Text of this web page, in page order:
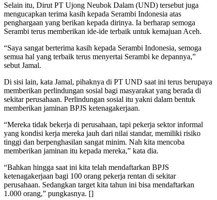
Selain itu, Dirut PT Ujong Neubok Dalam (UND) tersebut juga
mengucapkan terima kasih kepada Serambi Indonesia atas
penghargaan yang berikan kepada dirinya. Ia berharap semoga
Serambi terus memberikan ide-ide terbaik untuk kemajuan Aceh.
“Saya sangat berterima kasih kepada Serambi Indonesia, semoga
semua hal yang terbaik terus menyertai Serambi ke depannya,”
sebut Jamal.
Di sisi lain, kata Jamal, pihaknya di PT UND saat ini terus berupaya
memberikan perlindungan sosial bagi masyarakat yang berada di
sekitar perusahaan. Perlindungan sosial itu yakni dalam bentuk
memberikan jaminan BPJS ketenagakerjaan.
“Mereka tidak bekerja di perusahaan, tapi pekerja sektor informal
yang kondisi kerja mereka jauh dari nilai standar, memiliki risiko
tinggi dan berpenghasilan sangat minim. Nah kita mencoba
memberikan jaminan itu kepada mereka,” kata dia.
“Bahkan hingga saat ini kita telah mendaftarkan BPJS
ketenagakerjaan bagi 100 orang pekerja rentan di sekitar
perusahaan. Sedangkan target kita tahun ini bisa mendaftarkan
1.000 orang,” pungkasnya. []